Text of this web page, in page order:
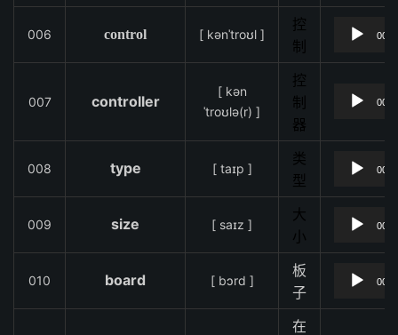
006 control [ kənˈtroʊl ]
控
制
007 controller
[ kən
ˈtroʊlə(r) ]
控
制
器
008 type [ taɪp ]
类
型
009 size [ saɪz ]
大
小
010 board [ bɔrd ]
板
子
在